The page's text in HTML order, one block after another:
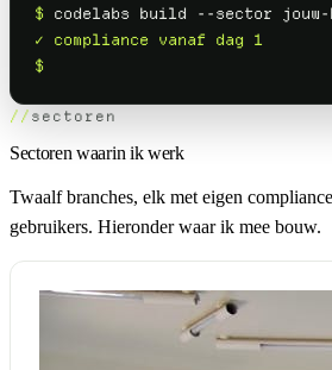
$ codelabs build --sector jouw-
✓ compliance vanaf dag 1
$
sectoren
Sectoren waarin ik werk
Twaalf branches, elk met eigen
gebruikers. Hieronder waar ik mee bouw.